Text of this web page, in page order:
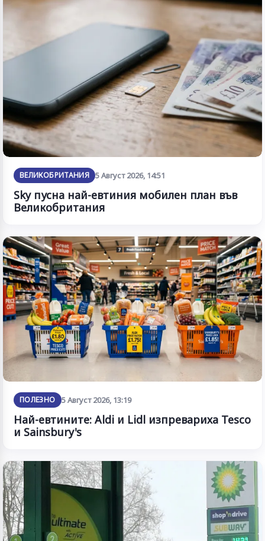
ВЕЛИКОБРИТАНИЯ 5 Август 2026, 14:51
Sky пусна най-евтиния мобилен план във
Великобритания
ПОЛЕЗНО 5 Август 2026, 13:19
Най-евтините: Aldi и Lidl изпревариха Tesco
и Sainsbury's